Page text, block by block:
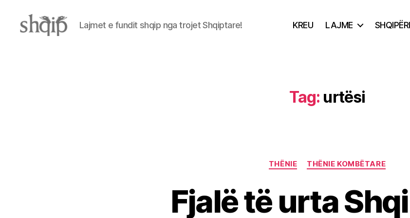
Lajmet e fundit shqip nga trojet Shqiptare! KREU LAJME
Tag: urtësi
Categories
THËNIE THËNIE KOMBËTARE
Fjalë të urta